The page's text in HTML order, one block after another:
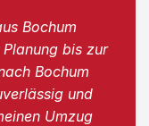
Bochum
bis zur
Bochum
und
Umzug